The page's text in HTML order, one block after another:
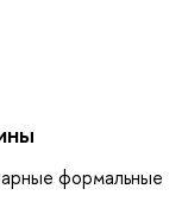
формальные